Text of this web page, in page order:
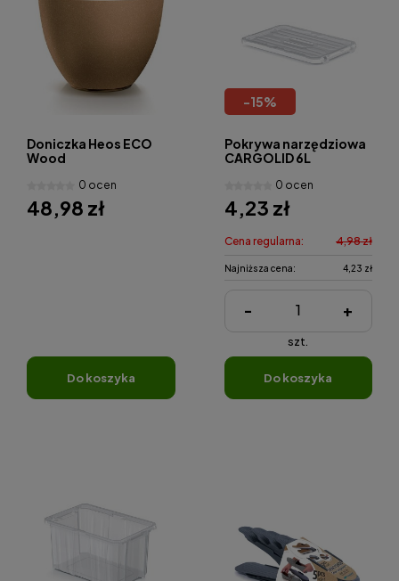
Doniczka Heos ECO
Wood
0 ocen
48,98 zł
do koszyka
-15%
Pokrywa narzędziowa
CARGOLID 6L
0 ocen
4,23 zł
Cena regularna: 4,98 zł
Najniższa cena: 4,23 zł
- +
szt.
do koszyka